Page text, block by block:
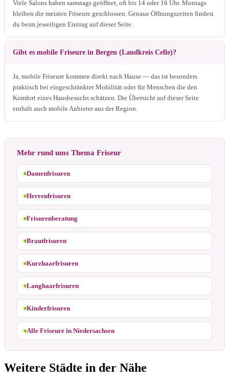
Viele Salons haben samstags geöffnet, oft bis 14 oder 16 Uhr. Montags
bleiben die meisten Friseure geschlossen. Genaue Öffnungszeiten findest
du beim jeweiligen Eintrag auf dieser Seite.
Gibt es mobile Friseure in Bergen (Landkreis Celle)?
Ja, mobile Friseure kommen direkt nach Hause — das ist besonders
praktisch bei eingeschränkter Mobilität oder für Menschen die den
Komfort eines Hausbesuchs schätzen. Die Übersicht auf dieser Seite
enthält auch mobile Anbieter aus der Region.
Mehr rund ums Thema Friseur
Damenfrisuren
Herrenfrisuren
Frisurenberatung
Brautfrisuren
Kurzhaarfrisuren
Langhaarfrisuren
Kinderfrisuren
Alle Friseure in Niedersachsen
Weitere Städte in der Nähe